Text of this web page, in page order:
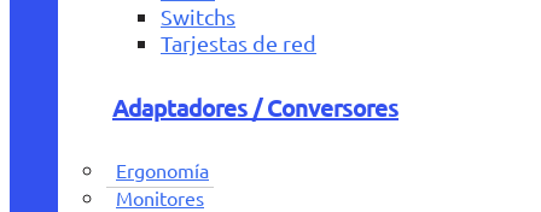
Switchs
Tarjestas de red
Adaptadores / Conversores
Ergonomía
Monitores